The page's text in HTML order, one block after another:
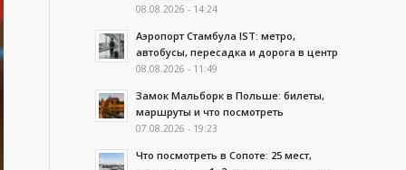
08.08.2026 - 14:24
Аэропорт Стамбула IST: метро,
автобусы, пересадка и дорога в центр
08.08.2026 - 11:49
Замок Мальборк в Польше: билеты,
маршруты и что посмотреть
07.08.2026 - 19:23
Что посмотреть в Сопоте: 25 мест,